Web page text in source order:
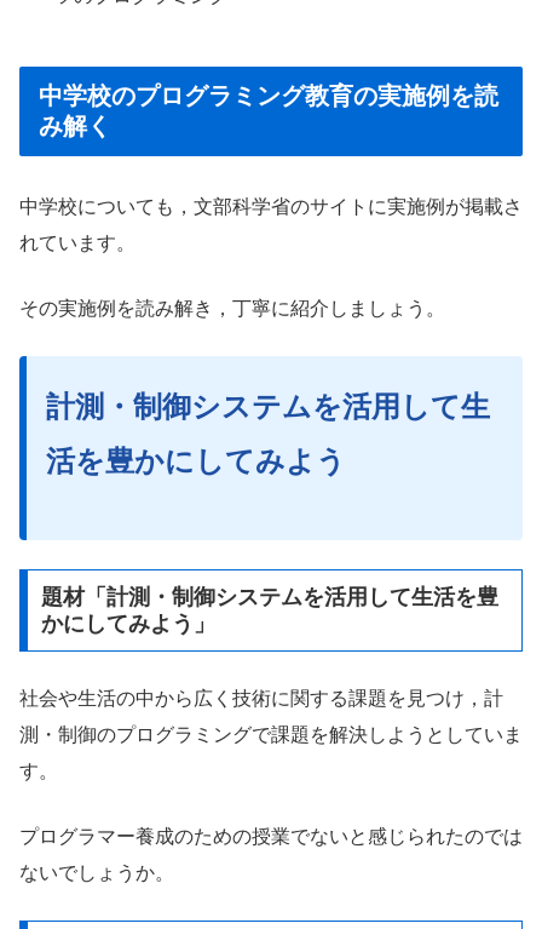
中学校のプログラミング教育の実施例を読
み解く
中学校についても，文部科学省のサイトに実施例が掲載さ
れています。
その実施例を読み解き，丁寧に紹介しましょう。
計測・制御システムを活用して生
活を豊かにしてみよう
題材「計測・制御システムを活用して生活を豊
かにしてみよう」
社会や生活の中から広く技術に関する課題を見つけ，計
測・制御のプログラミングで課題を解決しようとしていま
す。
プログラマー養成のための授業でないと感じられたのでは
ないでしょうか。